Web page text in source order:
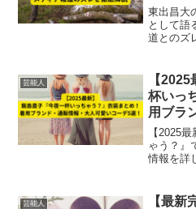
東出昌大
として語
道とのズ
析します
芸能人
【
杯いっ
用ブラ
いコー
【2025
ゃう？』
情報を詳
芸能人
【最新